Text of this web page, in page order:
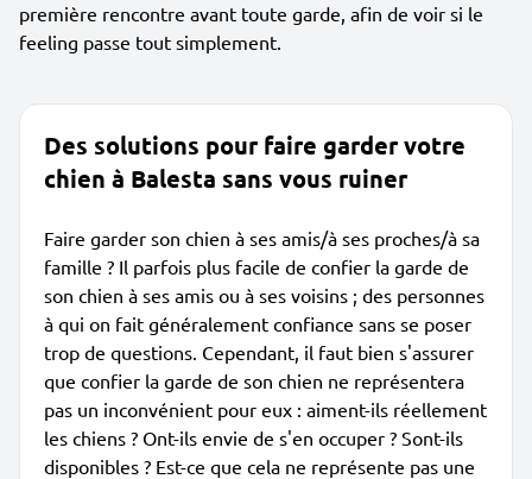
première rencontre avant toute garde, afin de voir si le
feeling passe tout simplement.
Des solutions pour faire garder votre
chien à Balesta sans vous ruiner
Faire garder son chien à ses amis/à ses proches/à sa
famille ? Il parfois plus facile de confier la garde de
son chien à ses amis ou à ses voisins ; des personnes
à qui on fait généralement confiance sans se poser
trop de questions. Cependant, il faut bien s'assurer
que confier la garde de son chien ne représentera
pas un inconvénient pour eux : aiment-ils réellement
les chiens ? Ont-ils envie de s'en occuper ? Sont-ils
disponibles ? Est-ce que cela ne représente pas une